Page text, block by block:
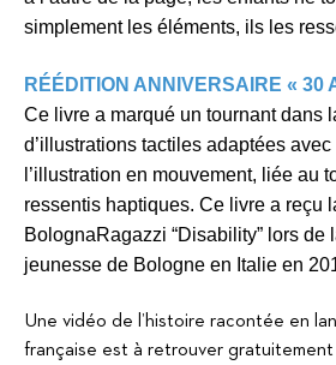
simplement les éléments, ils les
RÉÉDITION ANNIVERSAIRE « 30
Ce livre a marqué un tournant dans
d’illustrations tactiles adaptées avec
l’illustration en mouvement, liée au
ressentis haptiques. Ce livre a reçu
BolognaRagazzi “Disability” lors de
jeunesse de Bologne en Italie en
Une vidéo de l’histoire racontée en
française est à retrouver